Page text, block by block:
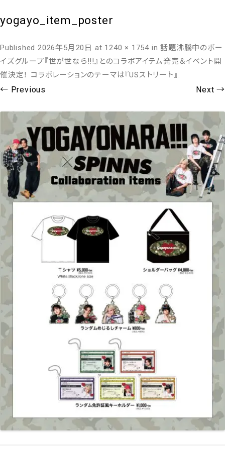
yogayo_item_poster
Published 2026年5月20日 at 1240 × 1754 in話題沸騰中のボー
イズグループ『世が世なら!!!』とのコラボアイテム発売＆イベント開
催決定！ コラボレーションのテーマは『USストリート』 .
← Previous Next →